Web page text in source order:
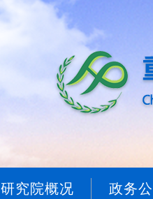
研究院概况 政务